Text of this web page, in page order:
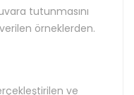
tutunmasını
örneklerden.
ve